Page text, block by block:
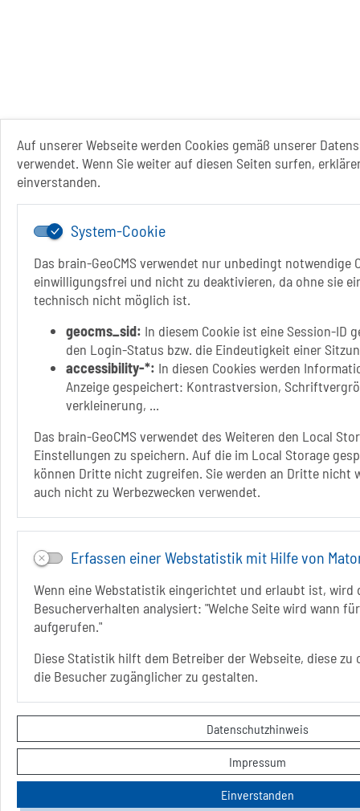
Auf unserer Webseite werden Cookies gemäß unserer
verwendet. Wenn Sie weiter auf diesen Seiten surfen,
einverstanden.
System-Cookie
Das brain-GeoCMS verwendet nur unbedingt notwendige
einwilligungsfrei und nicht zu deaktivieren, da ohne sie
technisch nicht möglich ist.
geocms_sid: In diesem Cookie ist eine Session-ID
den Login-Status bzw. die Eindeutigkeit einer
accessibility-*: In diesen Cookies werden
Anzeige gespeichert: Kontrastversion,
verkleinerung, ...
Das brain-GeoCMS verwendet des Weiteren den Local
Einstellungen zu speichern. Auf die im Local Storage
können Dritte nicht zugreifen. Sie werden an Dritte nicht
auch nicht zu Werbezwecken verwendet.
Erfassen einer Webstatistik mit Hilfe von
Wenn eine Webstatistik eingerichtet und erlaubt ist, wird
Besucherverhalten analysiert: "Welche Seite wird wann
aufgerufen."
Diese Statistik hilft dem Betreiber der Webseite, diese
die Besucher zugänglicher zu gestalten.
Datenschutzhinweis
Impressum
Einverstanden